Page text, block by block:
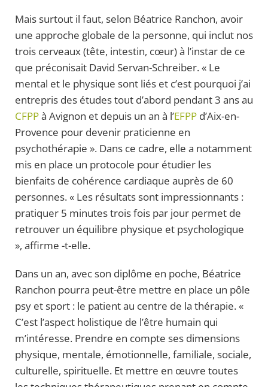
Mais surtout il faut, selon Béatrice Ranchon, avoir
une approche globale de la personne, qui inclut nos
trois cerveaux (tête, intestin, cœur) à l’instar de ce
que préconisait David Servan-Schreiber. « Le
mental et le physique sont liés et c’est pourquoi j’ai
entrepris des études tout d’abord pendant 3 ans au
CFPPà Avignon et depuis un an à l’EFPP d’Aix-en-
Provence pour devenir praticienne en
psychothérapie ». Dans ce cadre, elle a notamment
mis en place un protocole pour étudier les
bienfaits de cohérence cardiaque auprès de 60
personnes. « Les résultats sont impressionnants :
pratiquer 5 minutes trois fois par jour permet de
retrouver un équilibre physique et psychologique
», affirme -t-elle.
Dans un an, avec son diplôme en poche, Béatrice
Ranchon pourra peut-être mettre en place un pôle
psy et sport : le patient au centre de la thérapie. «
C’est l’aspect holistique de l’être humain qui
m’intéresse. Prendre en compte ses dimensions
physique, mentale, émotionnelle, familiale, sociale,
culturelle, spirituelle. Et mettre en œuvre toutes